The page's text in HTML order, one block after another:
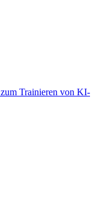
Trainieren von KI-